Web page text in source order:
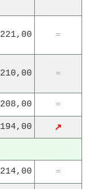
221,00 =
210,00 =
208,00 =
194,00 ↗
214,00 =